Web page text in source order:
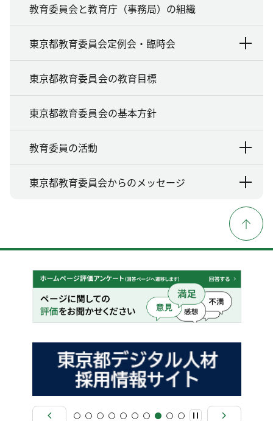
教育委員会と教育庁（事務局）の組織
東京都教育委員会定例会・臨時会
東京都教育委員会の教育目標
東京都教育委員会の基本方針
教育委員の活動
東京都教育委員会からのメッセージ